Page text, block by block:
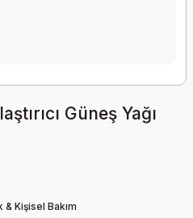
Güneş Yağı
Kişisel Bakım